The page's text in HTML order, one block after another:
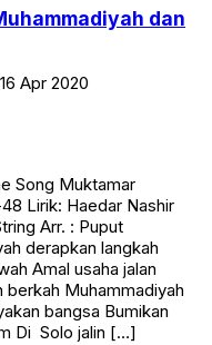
dan
Apr 2020
Song Muktamar
Lirik: Haedar Nashir
Arr. : Puput
derapkan langkah
Amal usaha jalan
berkah Muhammadiyah
bangsa Bumikan
Di Solo jalin […]